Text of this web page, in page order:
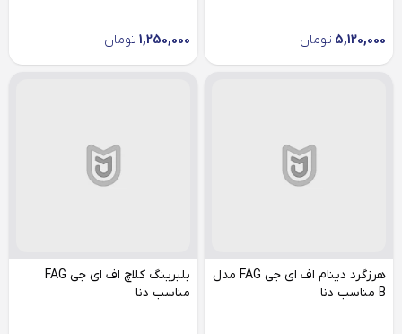
5,120,000 تومان 1,250,000 تومان
هرزگرد دینام اف ای جی FAG مدل
B مناسب دنا
بلبرینگ کلاچ اف ای جی FAG
مناسب دنا